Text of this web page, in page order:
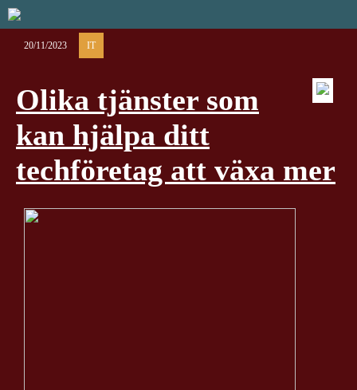
20/11/2023 IT
Olika tjänster som
kan hjälpa ditt
techföretag att växa mer